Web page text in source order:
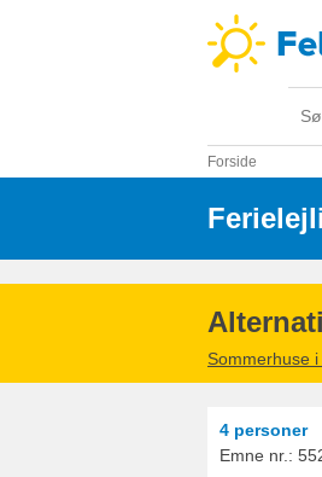
Forside
Sommerhuse
4 personer
Emne nr.: